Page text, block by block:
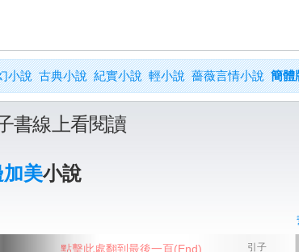
小說 古典小說 紀實小說 輕小說 薔薇言情小說 簡體
書線上看閱讀
美小說
引子
點擊此處翻到最後一頁(End)